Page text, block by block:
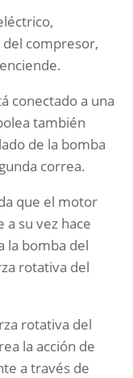
compresor,
conectado a una
también
de la bomba
correa.
que el motor
a su vez hace
la bomba del
rotativa del
rotativa del
la acción de
a través de